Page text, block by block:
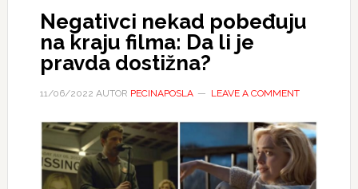
Negativci nekad pobeđuju
na kraju filma: Da li je
pravda dostižna?
11/06/2022 AUTOR PECINAPOSLA LEAVE A COMMENT